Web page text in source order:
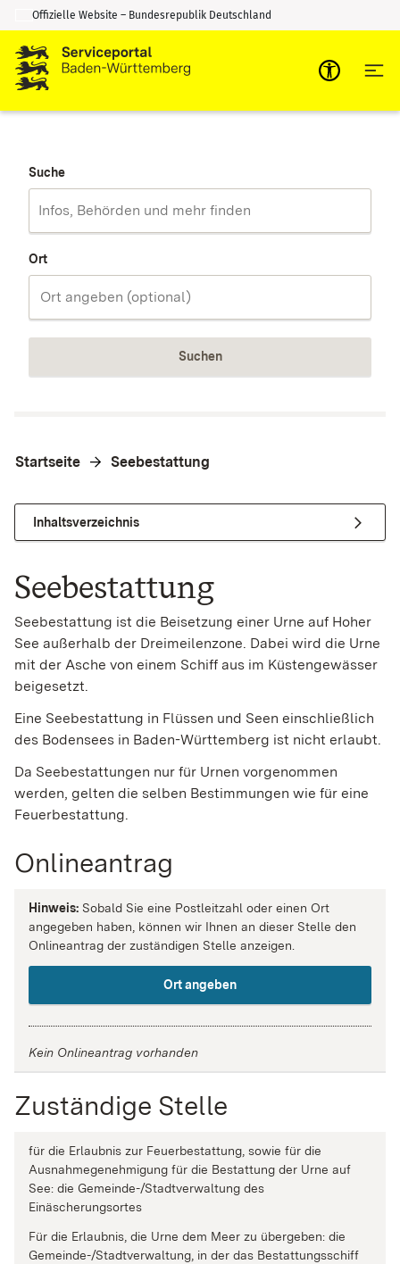
Zum Inhalt springen
Zur Suche springen
Offizielle Website – Bundesrepublik Deutschland
Suche
Ort
Suchen
Startseite Seebestattung
Inhaltsverzeichnis
Seebestattung
Seebestattung ist die Beisetzung einer Urne auf Hoher
See außerhalb der Dreimeilenzone. Dabei wird die Urne
mit der Asche von einem Schiff aus im Küstengewässer
beigesetzt.
Eine Seebestattung in Flüssen und Seen einschließlich
des Bodensees in Baden-Württemberg ist nicht erlaubt.
Da Seebestattungen nur für Urnen vorgenommen
werden, gelten die selben Bestimmungen wie für eine
Feuerbestattung.
Onlineantrag
Hinweis: Sobald Sie eine Postleitzahl oder einen Ort
angegeben haben, können wir Ihnen an dieser Stelle den
Onlineantrag der zuständigen Stelle anzeigen.
Ort angeben
Kein Onlineantrag vorhanden
Zuständige Stelle
für die Erlaubnis zur Feuerbestattung, sowie für die
Ausnahmegenehmigung für die Bestattung der Urne auf
See: die Gemeinde-/Stadtverwaltung des
Einäscherungsortes
Für die Erlaubnis, die Urne dem Meer zu übergeben: die
Gemeinde-/Stadtverwaltung, in der das Bestattungsschiff